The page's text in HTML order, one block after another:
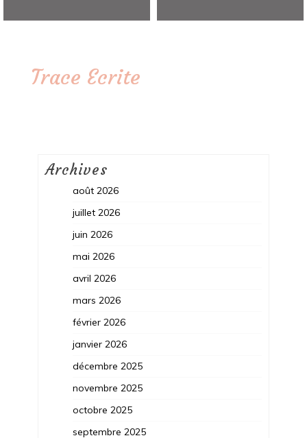
Trace Ecrite
Archives
août 2026
juillet 2026
juin 2026
mai 2026
avril 2026
mars 2026
février 2026
janvier 2026
décembre 2025
novembre 2025
octobre 2025
septembre 2025